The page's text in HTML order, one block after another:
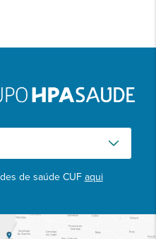
de saúde CUF aqui